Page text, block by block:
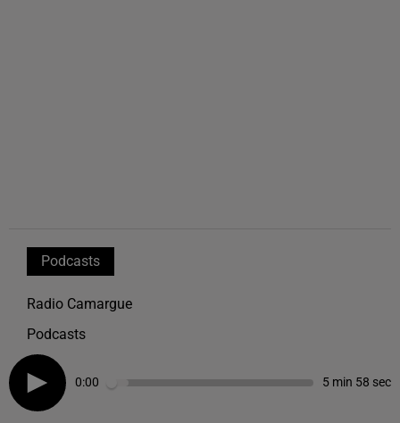
Podcasts
Radio Camargue
Podcasts
0:00 5 min 58 sec